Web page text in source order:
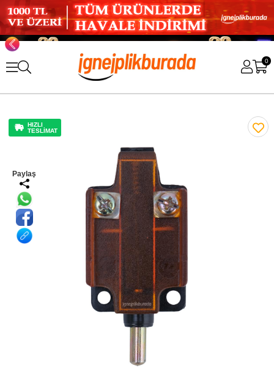
0
HIZLI
TESLİMAT
Paylaş